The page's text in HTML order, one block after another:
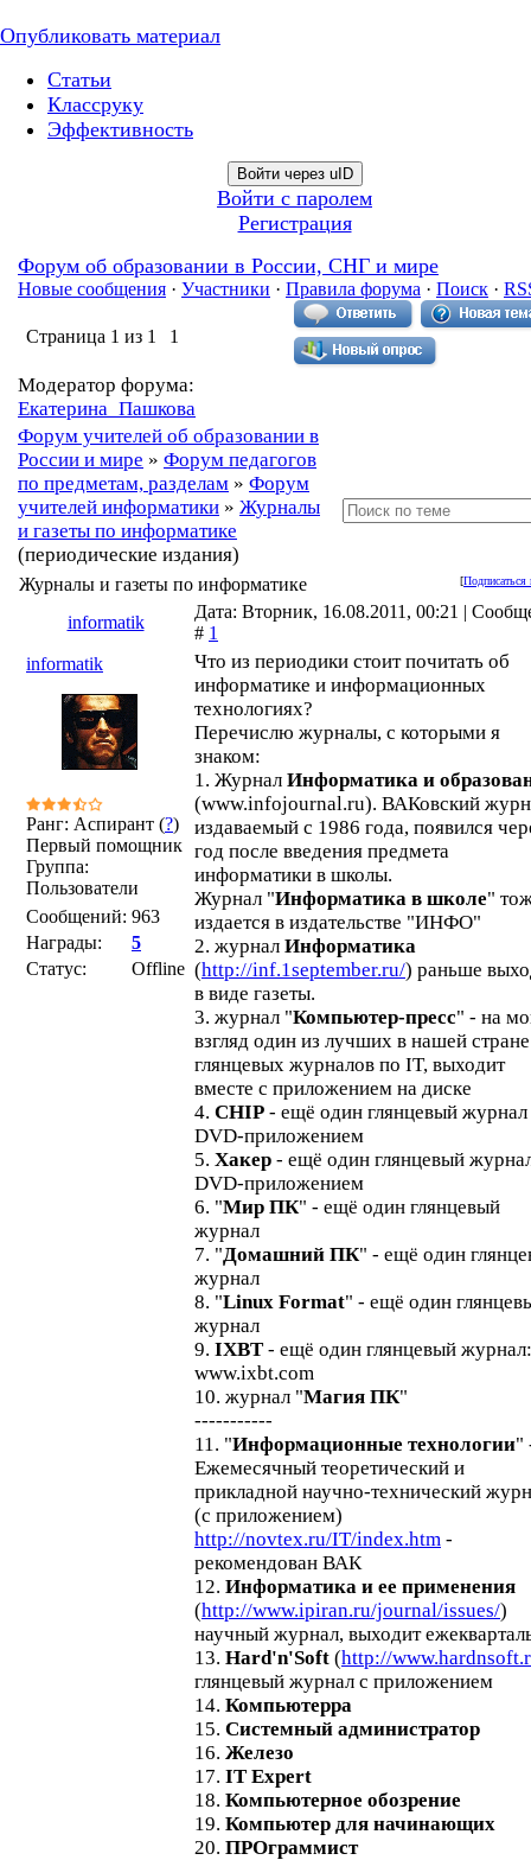
Опубликовать материал
Статьи
Классруку
Эффективность
Войти через uID
Войти с паролем
Регистрация
Форум об образовании в России, СНГ и мире
Новые сообщения · Участники · Правила форума · Поиск ·
Страница 1 из 1 1
Модератор форума:
Екатерина_Пашкова
Форум учителей об образовании в
России и мире » Форум педагогов
по предметам, разделам » Форум
учителей информатики » Журналы
и газеты по информатике
(периодические издания)
[Подписаться
Журналы и газеты по информатике
informatik
Дата: Вторник, 16.08.2011, 00:21 |
# 1
informatik
Ранг: Аспирант (?)
Первый помощник
Группа:
Пользователи
Сообщений: 963
Награды:
5
Статус:
Offline
Что из периодики стоит почитать об
информатике и информационных
технологиях?
Перечислю журналы, с которыми я
знаком:
1. Журнал Информатика и
(www.infojournal.ru). ВАКовский
издаваемый с 1986 года, появился
год после введения предмета
информатики в школы.
Журнал "Информатика в школе"
издается в издательстве "ИНФО"
2. журнал Информатика
(http://inf.1september.ru/) раньше
в виде газеты.
3. журнал "Компьютер-пресс" - на
взгляд один из лучших в нашей стране
глянцевых журналов по IT, выходит
вместе с приложением на диске
4. CHIP - ещё один глянцевый журнал
DVD-приложением
5. Хакер - ещё один глянцевый
DVD-приложением
6. "Мир ПК" - ещё один глянцевый
журнал
7. "Домашний ПК" - ещё один
журнал
8. "Linux Format" - ещё один
журнал
9. IXBT - ещё один глянцевый журнал:
www.ixbt.com
10. журнал "Магия ПК"
-----------
11. "Информационные технологии"
Ежемесячный теоретический и
прикладной научно-технический
(с приложением)
http://novtex.ru/IT/index.htm -
рекомендован ВАК
12. Информатика и ее применения
(http://www.ipiran.ru/journal/issues/)
научный журнал, выходит
13. Hard'n'Soft (http://
глянцевый журнал с приложением
14. Компьютерра
15. Системный администратор
16. Железо
17. IT Expert
18. Компьютерное обозрение
19. Компьютер для начинающих
20. ПРОграммист